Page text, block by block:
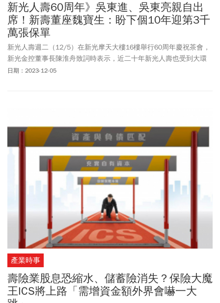
新光人壽60周年》吳東進、吳東亮親自出
席！新壽董座魏寶生：盼下個10年迎第3千
萬張保單
新光人壽週二（12/5）在新光摩天大樓16樓舉行60周年慶祝茶會，
新光金控董事長陳淮舟致詞時表示，近二十年新光人壽也受到大環
境影響，遭遇嚴峻挫折，要感謝新光金名譽董事長吳東進的付出，
日期：2023-12-05
產業時事
壽險業股息恐縮水、儲蓄險消失？保險大魔
王ICS將上路「需增資金額外界會嚇一大